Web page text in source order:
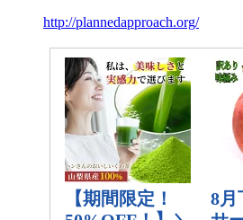
http://plannedapproach.org/